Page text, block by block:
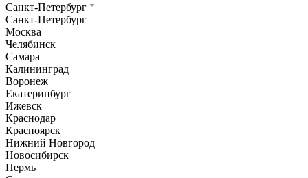
Санкт-Петербург
Санкт-Петербург
Москва
Челябинск
Самара
Калининград
Воронеж
Екатеринбург
Ижевск
Краснодар
Красноярск
Нижний Новгород
Новосибирск
Пермь